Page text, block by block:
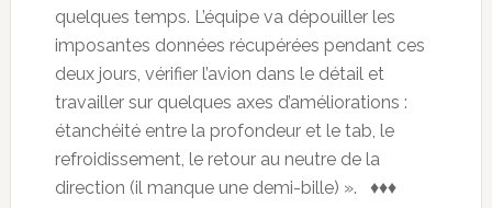
quelques temps. L’équipe va dépouiller les
imposantes données récupérées pendant ces
deux jours, vérifier l’avion dans le détail et
travailler sur quelques axes d’améliorations :
étanchéité entre la profondeur et le tab, le
refroidissement, le retour au neutre de la
direction (il manque une demi-bille) ». ♦♦♦